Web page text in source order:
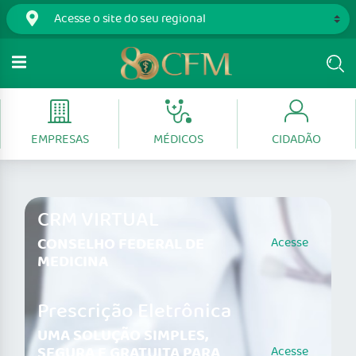
EMPRESAS MÉDICOS CIDADÃO
CRM VIRTUAL
CONSELHO FEDERAL DE
MEDICINA
Acesse
Prescrição Eletrônica
UMA SOLUÇÃO SIMPLES,
Acesse